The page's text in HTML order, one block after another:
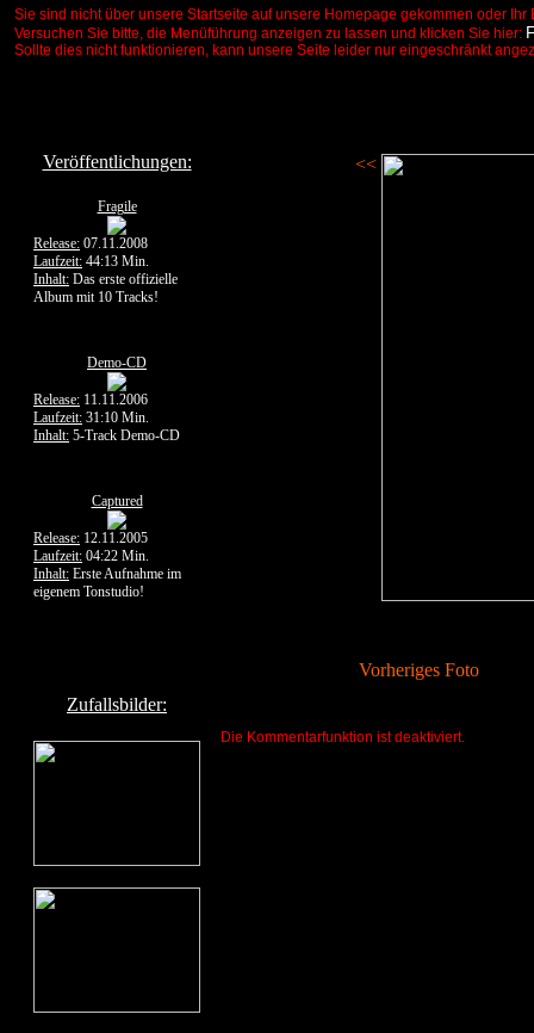
Sie sind nicht über unsere Startseite auf unsere Homepage gekommen oder
Versuchen Sie bitte, die Menüführung anzeigen zu lassen und klicken Sie hier:
Sollte dies nicht funktionieren, kann unsere Seite leider nur eingeschränkt
Veröffentlichungen:
Fragile
Release: 07.11.2008
Laufzeit: 44:13 Min.
Inhalt: Das erste offizielle
Album mit 10 Tracks!
Demo-CD
Release: 11.11.2006
Laufzeit: 31:10 Min.
Inhalt: 5-Track Demo-CD
Captured
Release: 12.11.2005
Laufzeit: 04:22 Min.
Inhalt: Erste Aufnahme im
eigenem Tonstudio!
Zufallsbilder:
<<
Vorheriges Foto
Die Kommentarfunktion ist deaktiviert.